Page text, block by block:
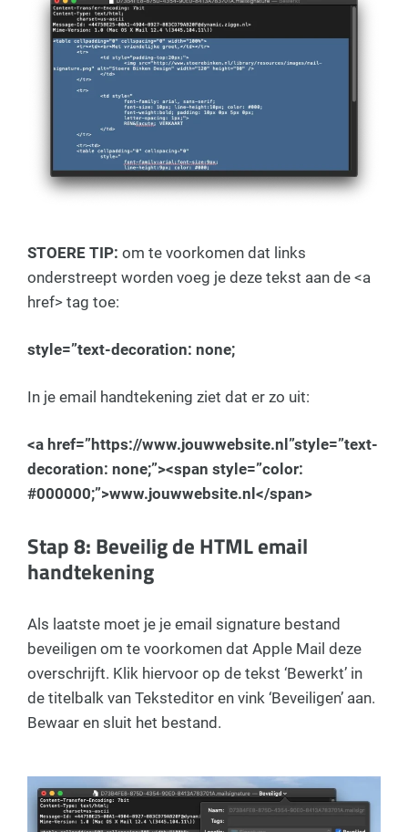
STOERE TIP: om te voorkomen dat links
onderstreept worden voeg je deze tekst aan de <a
href> tag toe:
style=”text-decoration: none;
In je email handtekening ziet dat er zo uit:
<a href=”https://www.jouwwebsite.nl”style=”text-
decoration: none;”><span style=”color:
#000000;”>www.jouwwebsite.nl</span>
Stap 8: Beveilig de HTML email
handtekening
Als laatste moet je je email signature bestand
beveiligen om te voorkomen dat Apple Mail deze
overschrijft. Klik hiervoor op de tekst ‘Bewerkt’ in
de titelbalk van Teksteditor en vink ‘Beveiligen’ aan.
Bewaar en sluit het bestand.